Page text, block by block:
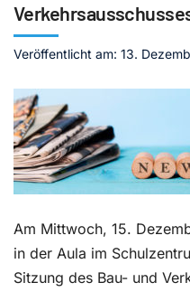
Jetzt abonnieren
Kontakt
Veröffentlicht am: 13.
Am Mittwoch, 15.
in der Aula im
Sitzung des Bau- und